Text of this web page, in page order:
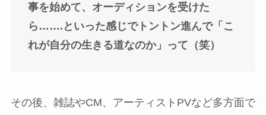
事を始めて、オーディションを受けた
ら…….といった感じでトントン進んで「こ
れが自分の生きる道なのか」って（笑）
その後、雑誌やCM、アーティストPVなど多方面で